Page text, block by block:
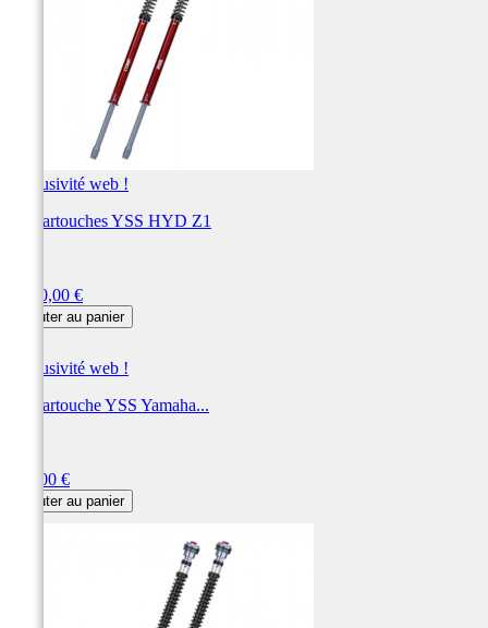
Exclusivité web !
Kit cartouches YSS HYD Z1
1 140,00 €
Ajouter au panier
Exclusivité web !
Kit cartouche YSS Yamaha...
708,00 €
Ajouter au panier